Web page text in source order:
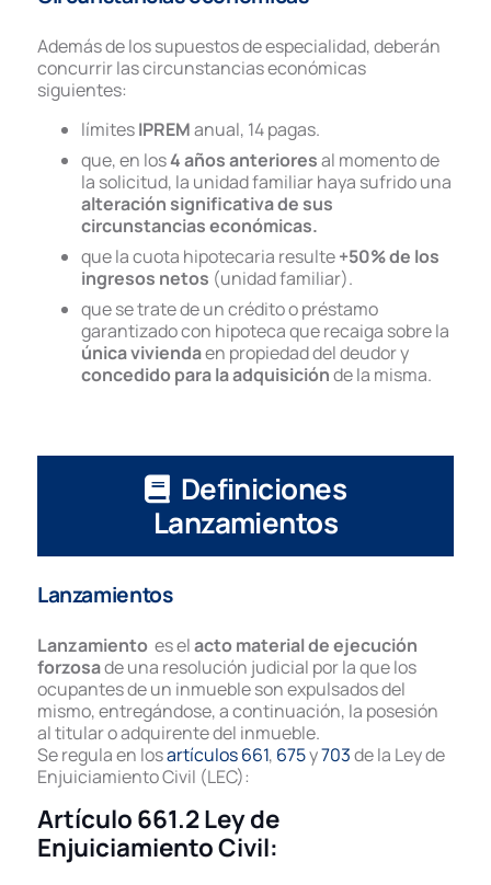
Además de los supuestos de especialidad, deberán
concurrir las circunstancias económicas
siguientes:
límitesIPREManual, 14 pagas.
que, en los4 años anterioresal momento de
la solicitud, la unidad familiar haya sufrido una
alteración significativa de sus
circunstancias económicas.
que la cuota hipotecaria resulte+50% de los
ingresos netos (unidad familiar).
que se trate de un crédito o préstamo
garantizado con hipoteca que recaiga sobre la
única viviendaen propiedad del deudor y
concedido para la adquisiciónde la misma.
Definiciones
Lanzamientos
Lanzamientos
Lanzamiento es elacto material de ejecución
forzosade una resolución judicial por la que los
ocupantes de un inmueble son expulsados del
mismo, entregándose, a continuación, la posesión
al titular o adquirente del inmueble.
Se regula en losartículos 661, 675y703de la Ley de
Enjuiciamiento Civil (LEC):
Artículo 661.2 Ley de
Enjuiciamiento Civil: